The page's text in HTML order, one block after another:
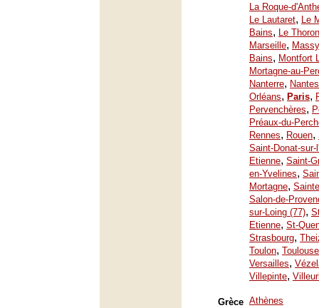
La Roque-
Le Lautaret, Le
Bains, Le
Marseille, Massy
Bains, Montfort
Mortagne-au-
Nanterre, Nantes
Orléans, Paris,
Pervenchères,
Préaux-du-
Rennes, Rouen,
Saint-Donat-sur-
Etienne, Saint-
en-Yvelines,
Mortagne,
Salon-de-
sur-Loing (77),
Etienne, St-
Strasbourg,
Toulon, Toulouse
Versailles,
Villepinte,
Grèce Athènes